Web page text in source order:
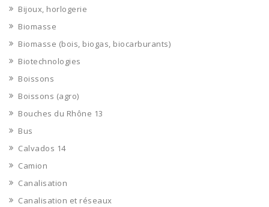
Bijoux, horlogerie
Biomasse
Biomasse (bois, biogas, biocarburants)
Biotechnologies
Boissons
Boissons (agro)
Bouches du Rhône 13
Bus
Calvados 14
Camion
Canalisation
Canalisation et réseaux